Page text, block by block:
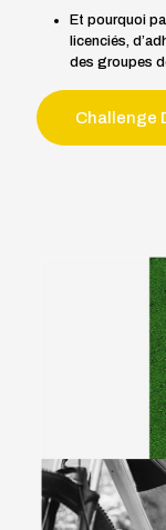
Et pourquoi
licenciés,
des groupes
Challenge